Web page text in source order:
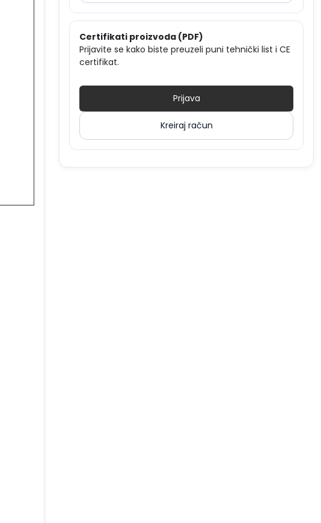
Certifikati proizvoda (PDF)
Prijavite se kako biste preuzeli puni tehnički list i CE
certifikat.
Prijava
Kreiraj račun